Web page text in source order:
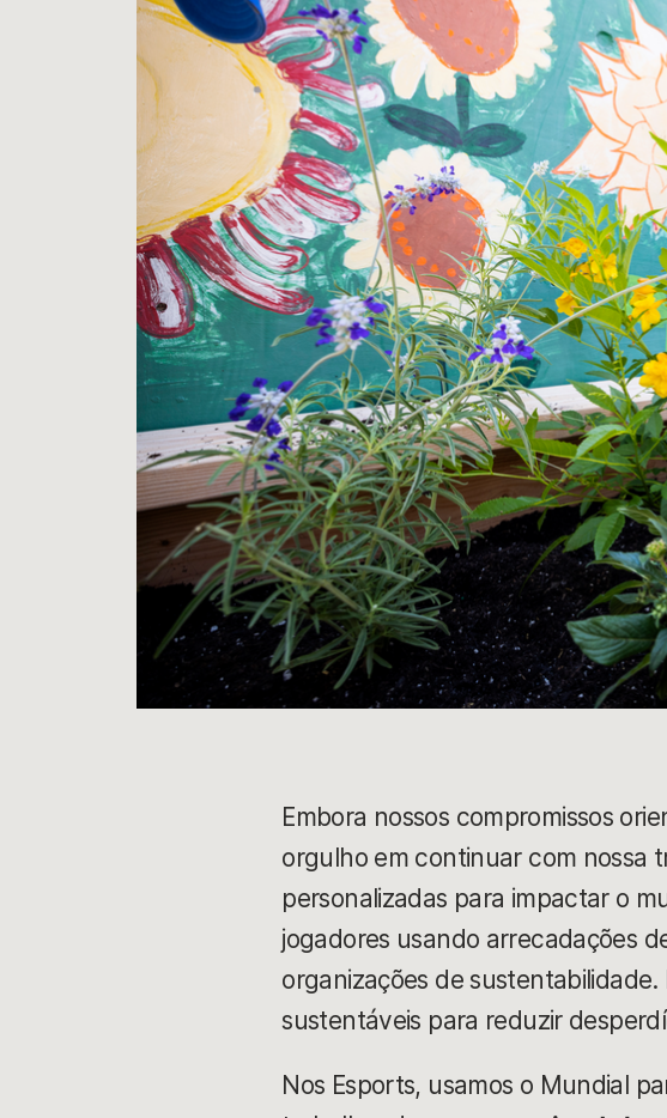
Embora nossos compromissos
orgulho em continuar com nossa
personalizadas para impactar o
jogadores usando arrecadações
organizações de
sustentáveis para reduzir
Nos Esports, usamos o Mundial